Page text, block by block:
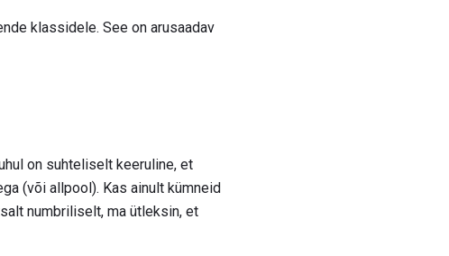
klassidele. See on arusaadav
on suhteliselt keeruline, et
(või allpool). Kas ainult kümneid
numbriliselt, ma ütleksin, et